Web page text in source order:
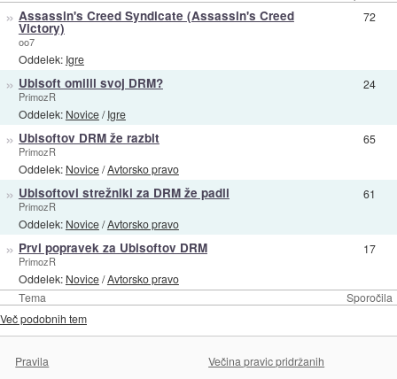
Tema Sporočila
» Assassin's Creed Syndicate (Assassin's Creed
Victory)
oo7
Oddelek: Igre
72
» Ubisoft omilil svoj DRM?
PrimozR
Oddelek: Novice/Igre
24
» Ubisoftov DRM že razbit
PrimozR
Oddelek: Novice/Avtorsko pravo
65
» Ubisoftovi strežniki za DRM že padli
PrimozR
Oddelek: Novice/Avtorsko pravo
61
» Prvi popravek za Ubisoftov DRM
PrimozR
Oddelek: Novice/Avtorsko pravo
17
Več podobnih tem
Pravila Večina pravic pridržanih